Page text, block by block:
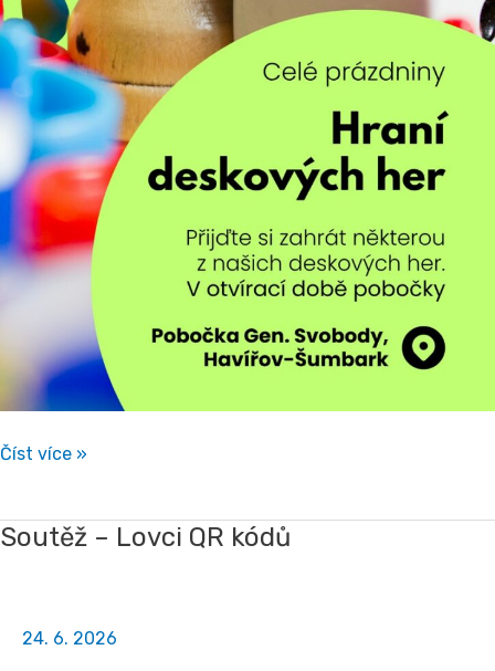
Číst více »
Soutěž – Lovci QR kódů
24. 6. 2026
Soutěž